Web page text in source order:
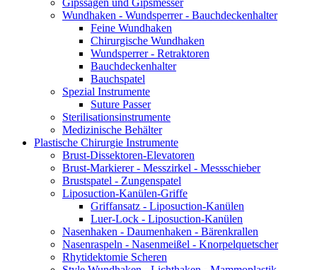
Gipssägen und Gipsmesser
Wundhaken - Wundsperrer - Bauchdeckenhalter
Feine Wundhaken
Chirurgische Wundhaken
Wundsperrer - Retraktoren
Bauchdeckenhalter
Bauchspatel
Spezial Instrumente
Suture Passer
Sterilisationsinstrumente
Medizinische Behälter
Plastische Chirurgie Instrumente
Brust-Dissektoren-Elevatoren
Brust-Markierer - Messzirkel - Messschieber
Brustspatel - Zungenspatel
Liposuction-Kanülen-Griffe
Griffansatz - Liposuction-Kanülen
Luer-Lock - Liposuction-Kanülen
Nasenhaken - Daumenhaken - Bärenkrallen
Nasenraspeln - Nasenmeißel - Knorpelquetscher
Rhytidektomie Scheren